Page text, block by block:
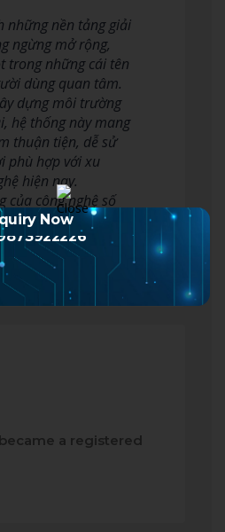
những nền tảng giải
ngừng mở rộng,
trong những cái tên
dùng quan tâm.
dựng môi trường
hệ thống này mang
thuận tiện, dễ sử
phù hợp với xu
hiện nay.
của công nghệ số
dùn…
became a registered
Now